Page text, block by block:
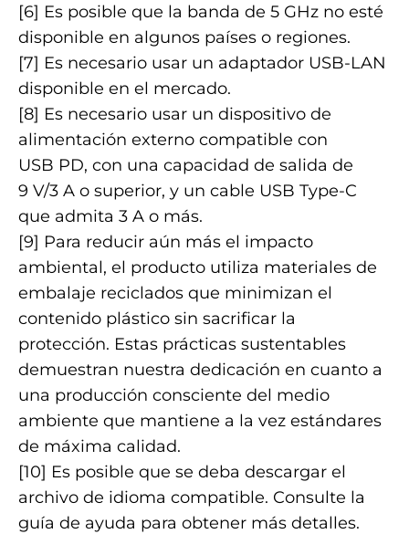
[6] Es posible que la banda de 5 GHz no esté
disponible en algunos países o regiones.
[7] Es necesario usar un adaptador USB-LAN
disponible en el mercado.
[8] Es necesario usar un dispositivo de
alimentación externo compatible con
USB PD, con una capacidad de salida de
9 V/3 A o superior, y un cable USB Type-C
que admita 3 A o más.
[9] Para reducir aún más el impacto
ambiental, el producto utiliza materiales de
embalaje reciclados que minimizan el
contenido plástico sin sacrificar la
protección. Estas prácticas sustentables
demuestran nuestra dedicación en cuanto a
una producción consciente del medio
ambiente que mantiene a la vez estándares
de máxima calidad.
[10] Es posible que se deba descargar el
archivo de idioma compatible. Consulte la
guía de ayuda para obtener más detalles.